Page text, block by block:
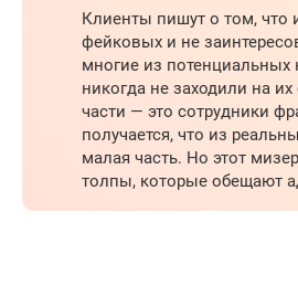
Клиенты пишут о том, что
фейковых и не
многие из
никогда не заходили на их
части — это сотрудники
получается, что из
малая часть. Но этот
толпы, которые обещают